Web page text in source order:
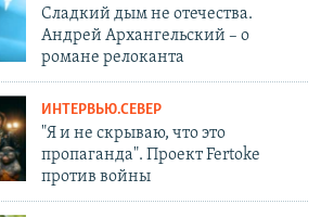
Сладкий дым не отечества.
Андрей Архангельский – о
романе релоканта
ИНТЕРВЬЮ.СЕВЕР
"Я и не скрываю, что это
пропаганда". Проект Fertoke
против войны